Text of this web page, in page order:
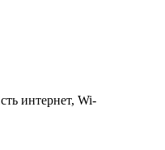
интернет, Wi-